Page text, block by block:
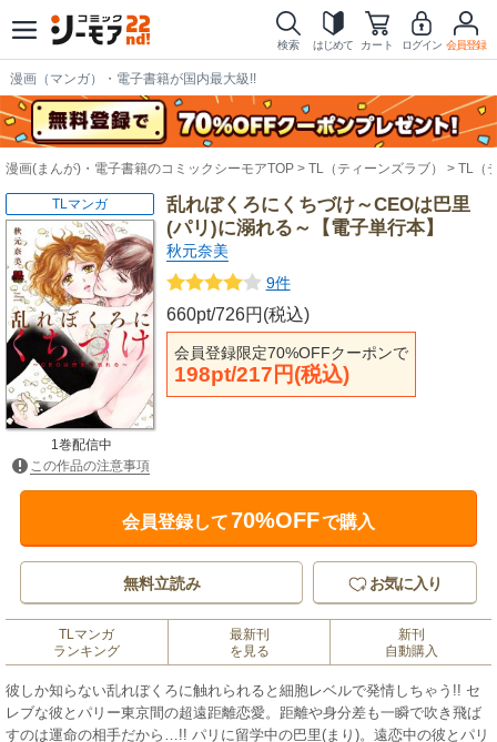
検索 はじめて カート ログイン 会員登録
漫画（マンガ）・電子書籍が国内最大級!!
漫画(まんが)・電子書籍のコミックシーモアTOP TL（ティーンズラブ） TL（
乱れぼくろにくちづけ～CEOは巴里
(パリ)に溺れる～【電子単行本】
秋元奈美
9件
660pt/726円(税込)
会員登録限定70%OFFクーポンで
198pt/217円(税込)
TLマンガ
1巻配信中
この作品の注意事項
会員登録して70%OFFで購入
無料立読み お気に入り
TLマンガ
ランキング
最新刊
を見る
新刊
自動購入
彼しか知らない乱れぼくろに触れられると細胞レベルで発情しちゃう!! セ
レブな彼とパリー東京間の超遠距離恋愛。距離や身分差も一瞬で吹き飛ば
すのは運命の相手だから…!! パリに留学中の巴里(まり)。遠恋中の彼とパリ